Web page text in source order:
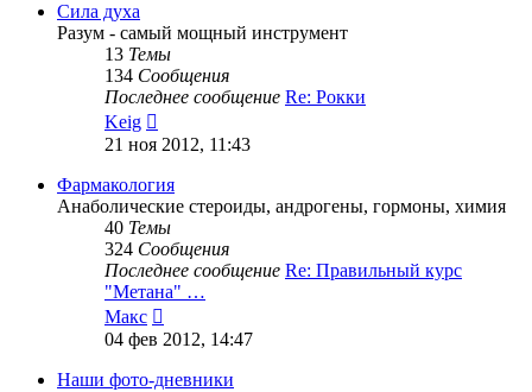
Сила духа
Разум - самый мощный инструмент
13 Темы
134 Сообщения
Последнее сообщение Re: Рокки
Keig
к
сообщению
21 ноя 2012, 11:43
Фармакология
Анаболические стероиды, андрогены, гормоны, химия
40 Темы
324 Сообщения
Последнее сообщение Re: Правильный курс
"Метана" …
Макс
к
сообщению
04 фев 2012, 14:47
Наши фото-дневники